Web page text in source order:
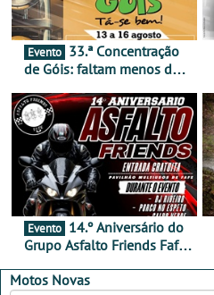
Evento
de Góis: faltam menos de
16 de agosto
Evento
Grupo Asfalto Friends Fafe,
2026
Motos Novas